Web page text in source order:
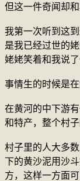
但这一件奇闻却
我第一次听到这
是我已经过世的
姥姥笑着和我说
事情生的时候是
在黄河的中下游
和特产，整个村
村子里的人大多
下的黄沙泥用沙
方，这样一方面